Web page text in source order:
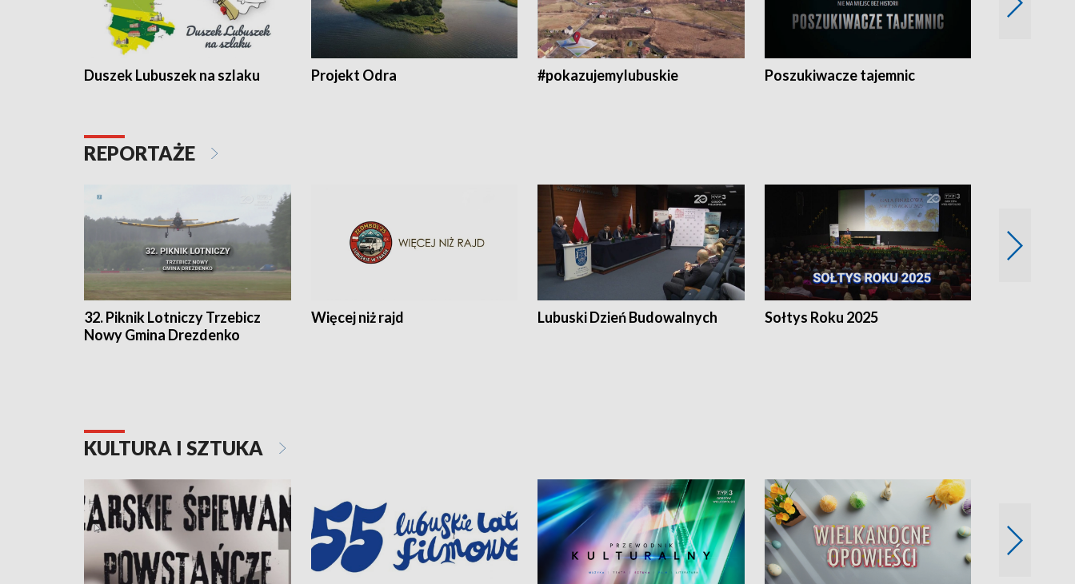
Duszek Lubuszek na szlaku Projekt Odra #pokazujemylubuskie Poszukiwacze tajemnic
REPORTAŻE
32. Piknik Lotniczy Trzebicz
Nowy Gmina Drezdenko
Więcej niż rajd Lubuski Dzień Budowalnych Sołtys Roku 2025
KULTURA I SZTUKA